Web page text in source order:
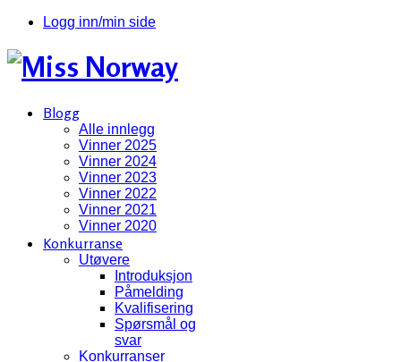
Logg inn/min side
Blogg
Alle innlegg
Vinner 2025
Vinner 2024
Vinner 2023
Vinner 2022
Vinner 2021
Vinner 2020
Konkurranse
Utøvere
Introduksjon
Påmelding
Kvalifisering
Spørsmål og
svar
Konkurranser